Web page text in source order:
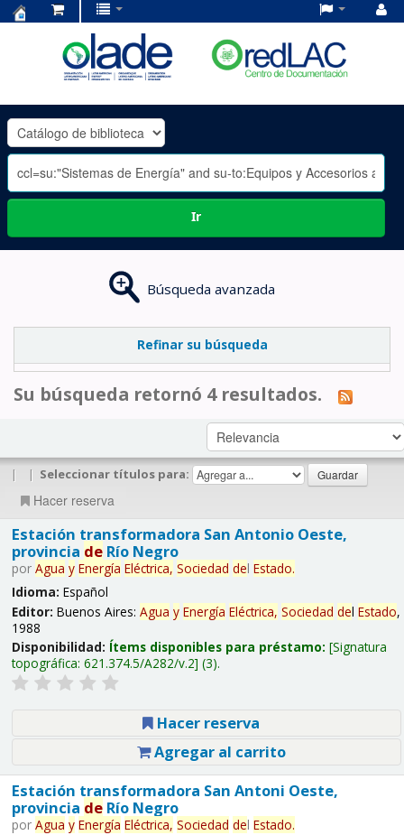
OLADE
-
Ir
Búsqueda avanzada
Refinar su búsqueda
Su búsqueda retornó 4 resultados.
| | Seleccionar títulos para:
Hacer reserva
Estación transformadora San Antonio Oeste,
provincia deRío Negro
por Agua y Energía Eléctrica, Sociedad del Estado.
Idioma: Español
Editor: Buenos Aires: Agua y Energía Eléctrica, Sociedad del Estado,
1988
Disponibilidad: Ítems disponibles para préstamo: Signatura
topográfica: 621.374.5/A282/v.2 (3).
Hacer reserva
Agregar al carrito
Estación transformadora San Antoni Oeste,
provincia deRío Negro
por Agua y Energía Eléctrica, Sociedad del Estado.